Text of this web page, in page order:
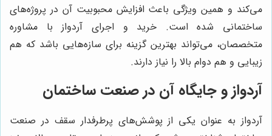
می‌کند و همین ویژگی باعث افزایش محبوبیت آن در پروژه‌های
ساختمانی شده است. خرید و اجرای آردواز با مشاوره
متخصصان، می‌تواند بهترین گزینه برای سازه‌هایی باشد که هم
زیبایی و هم دوام بالا را نیاز دارند.
آردواز و جایگاه آن در صنعت ساختمان
آردواز به عنوان یکی از پوشش‌های پرطرفدار سقف در صنعت